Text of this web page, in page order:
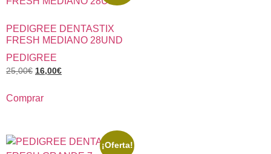
PEDIGREE DENTASTIX
FRESH MEDIANO 28UND
PEDIGREE
25,00€ 16,00€
Comprar
¡Oferta!